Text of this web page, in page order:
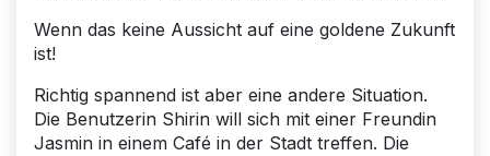
Wenn das keine Aussicht auf eine goldene Zukunft
ist!
Richtig spannend ist aber eine andere Situation.
Die Benutzerin Shirin will sich mit einer Freundin
Jasmin in einem Café in der Stadt treffen. Die